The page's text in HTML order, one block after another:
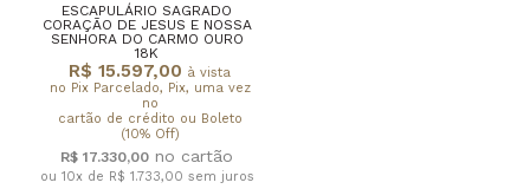
ESCAPULÁRIO SAGRADO
CORAÇÃO DE JESUS E NOSSA
SENHORA DO CARMO OURO
18K
R$ 15.597,00 à vista
no Pix Parcelado, Pix, uma vez
no
cartão de crédito ou Boleto
(10% Off)
R$ 17.330,00
ou 10x de R$ 1.733,00 sem juros